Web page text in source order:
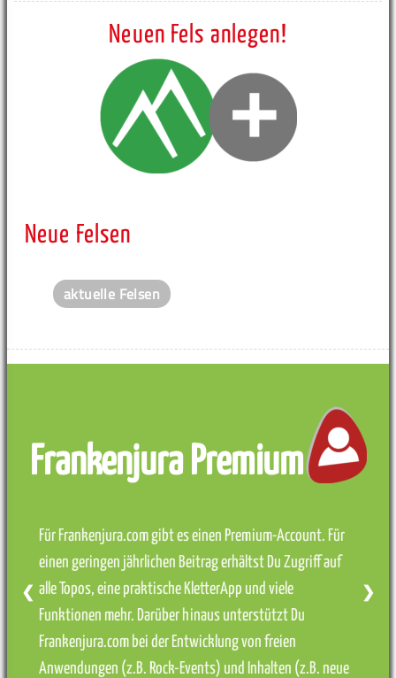
Neuen Fels anlegen!
Neue Felsen
aktuelle Felsen
Frankenjura Premium
Für Frankenjura.com gibt es einen Premium-Account. Für
einen geringen jährlichen Beitrag erhältst Du Zugriff auf
alle Topos, eine praktische KletterApp und viele
Funktionen mehr. Darüber hinaus unterstützt Du
Frankenjura.com bei der Entwicklung von freien
Anwendungen (z.B. Rock-Events) und Inhalten (z.B. neue
❮ ❯